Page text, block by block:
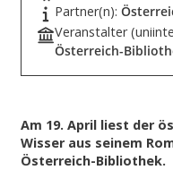
Partner(n):
Veranstalter
Österreich-
Am 19. April liest der
Wisser aus seinem
Österreich-Bibliothek.